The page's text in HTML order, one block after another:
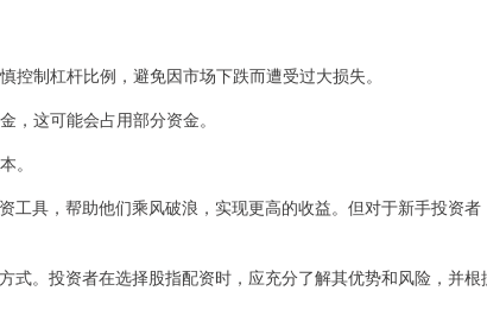
制杠杆比例，避免因市场下跌而遭受过大损失。
，这可能会占用部分资金。
。
工具，帮助他们乘风破浪，实现更高的收益。但对于新手投资者
式。投资者在选择股指配资时，应充分了解其优势和风险，并根